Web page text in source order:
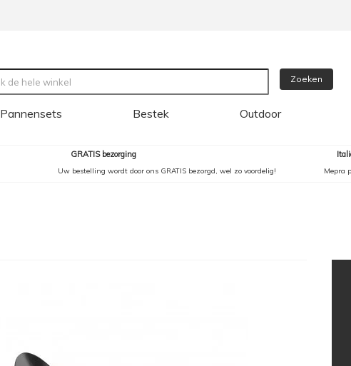
Zoeken
Pannensets Bestek Outdoor
GRATIS bezorging
Uw bestelling wordt door ons GRATIS bezorgd, wel zo voordelig! Mepra